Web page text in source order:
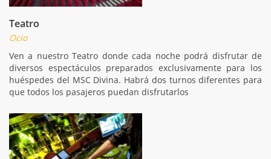
Teatro
Ocio
Ven a nuestro Teatro donde cada noche podrá disfrutar de
diversos espectáculos preparados exclusivamente para los
huéspedes del MSC Divina. Habrá dos turnos diferentes para
que todos los pasajeros puedan disfrutarlos